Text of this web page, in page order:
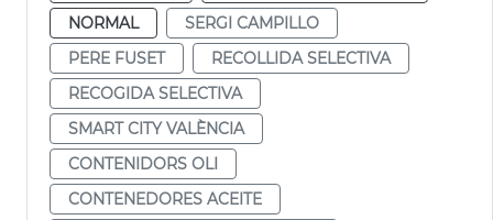
NORMAL
SERGI CAMPILLO
PERE FUSET
RECOLLIDA SELECTIVA
RECOGIDA SELECTIVA
SMART CITY VALÈNCIA
CONTENIDORS OLI
CONTENEDORES ACEITE